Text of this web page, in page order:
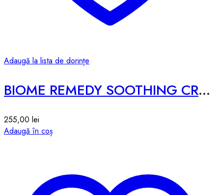
Adaugă la lista de dorințe
BIOME REMEDY SOOTHING CREAM – 50ml
255,00 lei
Adaugă în coș